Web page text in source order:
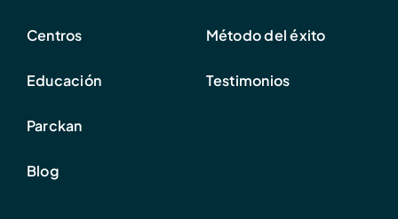
Centros
Educación
Parckan
Blog
Método del éxito
Testimonios